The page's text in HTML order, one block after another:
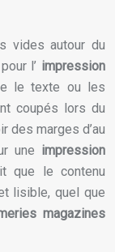
vides autour du
l’ impression
le texte ou les
coupés lors du
des marges d’au
une impression
que le contenu
lisible, quel que
magazines